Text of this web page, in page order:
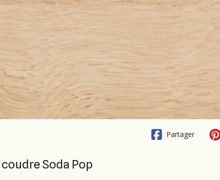
Partager
Soda Pop